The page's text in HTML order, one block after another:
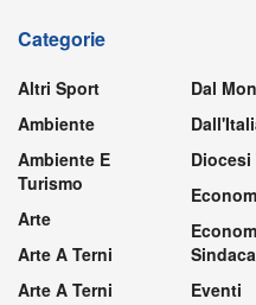
Categorie
Altri Sport
Ambiente
Ambiente E
Turismo
Arte
Arte A Terni
Arte A Terni
Dal
Diocesi
Eventi